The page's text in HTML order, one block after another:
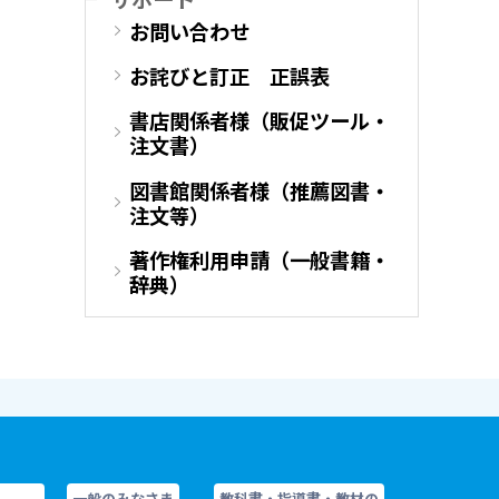
お問い合わせ
お詫びと訂正 正誤表
書店関係者様（販促ツール・
注文書）
図書館関係者様（推薦図書・
注文等）
著作権利用申請（一般書籍・
辞典）